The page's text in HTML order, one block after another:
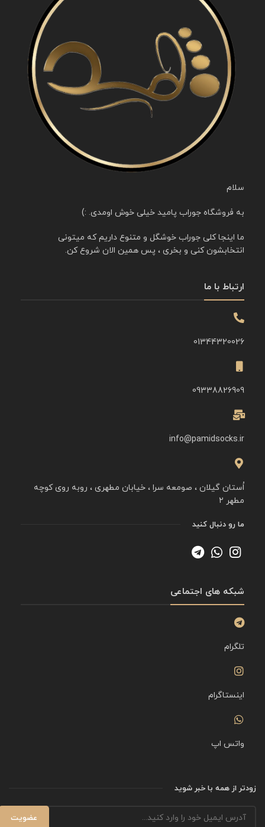
سلام
به فروشگاه جوراب پامید خیلی خوش اومدی. :)
ما اینجا کلی جوراب خوشگل و متنوع داریم که میتونی
انتخابشون کنی و بخری ، پس همین الان شروع کن.
ارتباط با ما
01344320026
09338826909
info@pamidsocks.ir
اُستان گیلان ، صومعه سرا ، خیابان مطهری ، روبه روی کوچه
مطهر ۲
ما رو دنبال کنید
شبکه های اجتماعی
تلگرام
اینستاگرام
واتس اپ
زودتر از همه با خبر شوید